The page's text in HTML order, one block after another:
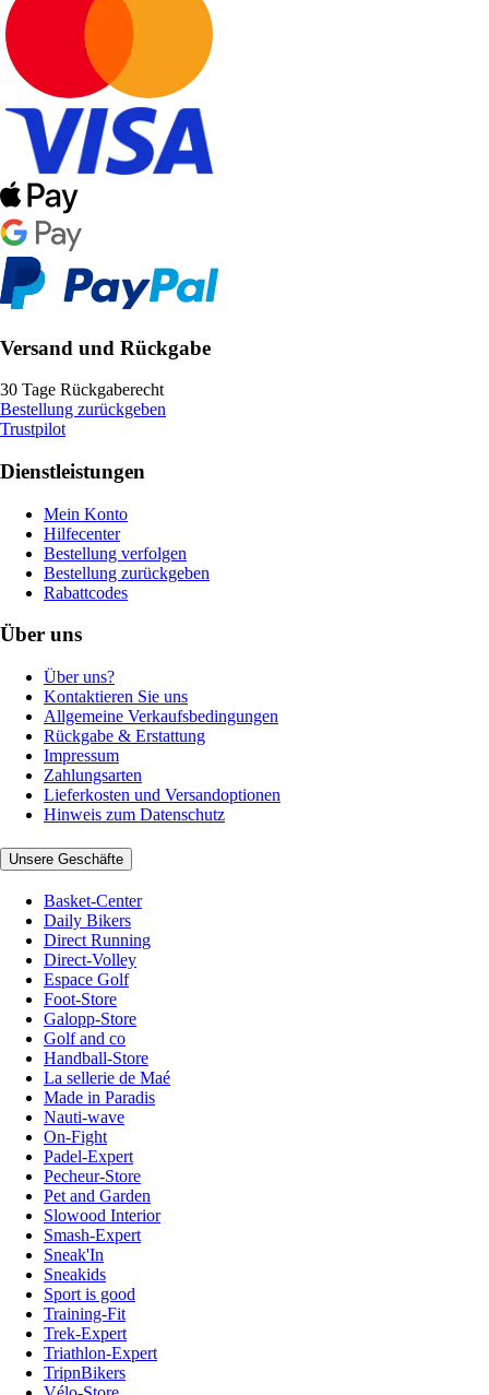
Versand und Rückgabe
30 Tage Rückgaberecht
Bestellung zurückgeben
Trustpilot
Dienstleistungen
Mein Konto
Hilfecenter
Bestellung verfolgen
Bestellung zurückgeben
Rabattcodes
Über uns
Über uns?
Kontaktieren Sie uns
Allgemeine Verkaufsbedingungen
Rückgabe & Erstattung
Impressum
Zahlungsarten
Lieferkosten und Versandoptionen
Hinweis zum Datenschutz
Unsere Geschäfte
Basket-Center
Daily Bikers
Direct Running
Direct-Volley
Espace Golf
Foot-Store
Galopp-Store
Golf and co
Handball-Store
La sellerie de Maé
Made in Paradis
Nauti-wave
On-Fight
Padel-Expert
Pecheur-Store
Pet and Garden
Slowood Interior
Smash-Expert
Sneak'In
Sneakids
Sport is good
Training-Fit
Trek-Expert
Triathlon-Expert
TripnBikers